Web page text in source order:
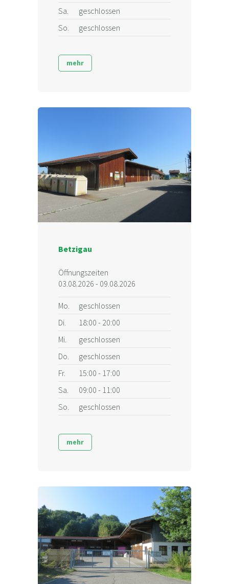
Sa.
geschlossen
So.
geschlossen
mehr
Betzigau
Öffnungszeiten
03.08.2026 - 09.08.2026
Mo.
geschlossen
Di.
18:00 - 20:00
Mi.
geschlossen
Do.
geschlossen
Fr.
15:00 - 17:00
Sa.
09:00 - 11:00
So.
geschlossen
mehr